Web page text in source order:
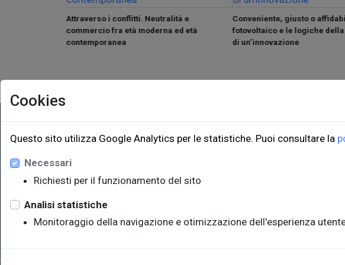
Attraverso i conflitti. Neutralità e
commercio fra età moderna ed età
contemporanea
Conveniente, giusto o
fotovoltaico e le logiche
di un’innovazione
EUT Edizioni Università
Cookies
Questo sito utilizza Google Analytics per le statistiche. Puoi consultare la
Necessari
Richiesti per il funzionamento del sito
Analisi statistiche
Monitoraggio della navigazione e otimizzazione dell'esperienza